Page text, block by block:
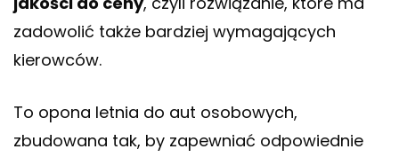
zadowolić także bardziej wymagających
kierowców.
To opona letnia do aut osobowych,
zbudowana tak, by zapewniać odpowiednie